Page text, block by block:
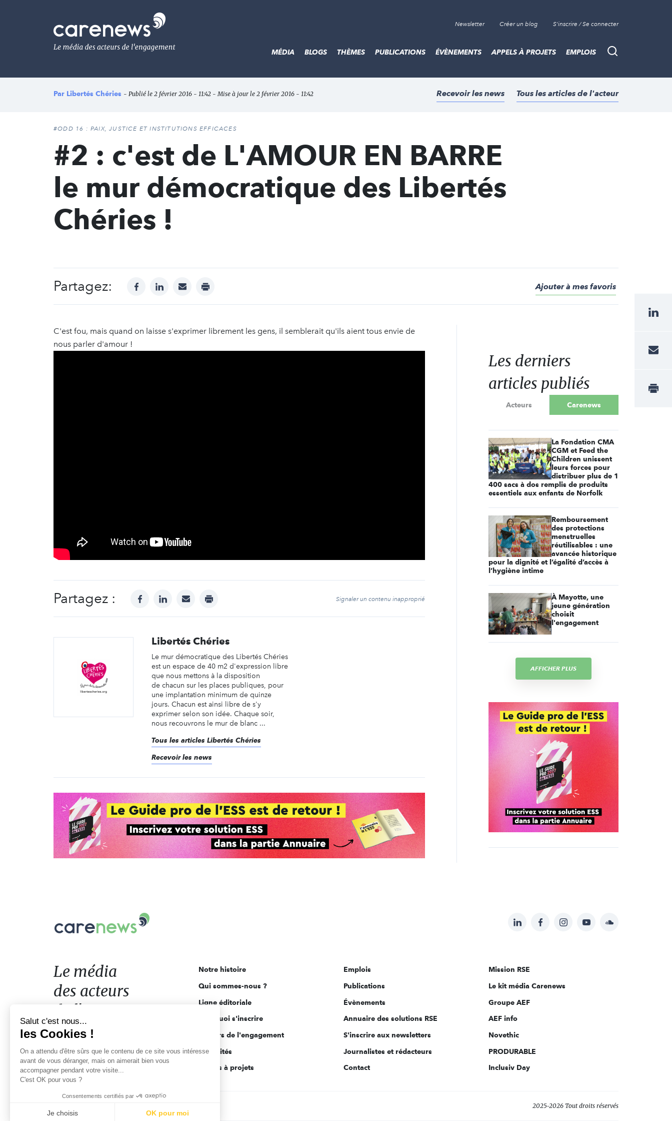
Le
média
de
l'engagement
Newsletter Créer un blog S'inscrire / Se connecter
Recherche
MÉDIA BLOGS THÈMES PUBLICATIONS ÉVÈNEMENTS APPELS À PROJETS EMPLOIS
Par Libertés Chéries - Publié le 2 février 2016 - 11:42 - Mise à jour le 2 février 2016 - 11:42 Recevoir les news Tous les articles de l'acteur
#ODD 16 : PAIX, JUSTICE ET INSTITUTIONS EFFICACES
#2 : c'est de L'AMOUR EN BARRE
le mur démocratique des Libertés
Chéries !
Partagez: facebooklinkedinmail print Ajouter à mes favoris
C'est fou, mais quand on laisse s'exprimer librement les gens, il semblerait qu'ils aient tous envie de
nous parler d'amour !
Partagez : facebooklinkedinmail print Signaler un contenu inapproprié
Libertés Chéries
Le mur démocratique des Libertés Chéries
est un espace de 40 m2 d'expression libre
que nous mettons à la disposition
de chacun sur les places publiques, pour
une implantation minimum de quinze
jours. Chacun est ainsi libre de s'y
exprimer selon son idée. Chaque soir,
nous recouvrons le mur de blanc ...
Tous les articles Libertés Chéries
Recevoir les news
Les derniers
articles publiés
Acteurs Carenews
La Fondation CMA
CGM et Feed the
Children unissent
leurs forces pour
distribuer plus de 1
400 sacs à dos remplis de produits
essentiels aux enfants de Norfolk
Remboursement
des protections
menstruelles
réutilisables : une
avancée historique
pour la dignité et l’égalité d’accès à
l’hygiène intime
À Mayotte, une
jeune génération
choisit
l'engagement
AFFICHER PLUS
Suivez-
sur:
LinkedInFacebookInstagramYouTubeSoundcloud
Le
acteurs
de
l'engagement
Le média
des acteurs
de l'engagement
Notre histoire
Qui sommes-nous ?
Ligne éditoriale
Pourquoi s'inscrire
Acteurs de l'engagement
Actualités
Appels à projets
Emplois
Publications
Évènements
Annuaire des solutions RSE
S'inscrire aux newsletters
Journalistes et rédacteurs
Contact
Mission RSE
Le kit média Carenews
Groupe AEF
AEF info
Novethic
PRODURABLE
Inclusiv Day
2025-2026 Tout droits réservés
les Cookies !
de ce site vous intéresse avant de
vous déranger, mais on aimerait bien vous accompagner pendant
votre visite...
C'est OK pour vous ?
Consentements certifiés par
Je choisis OK pour moi